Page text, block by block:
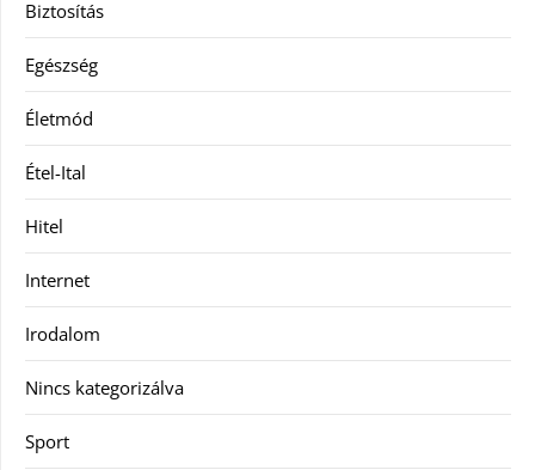
Biztosítás
Egészség
Életmód
Étel-Ital
Hitel
Internet
Irodalom
Nincs kategorizálva
Sport